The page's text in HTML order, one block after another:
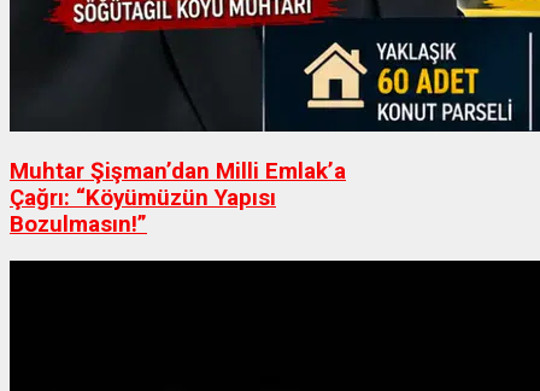
Muhtar Şişman’dan Milli Emlak’a
Çağrı: “Köyümüzün Yapısı
Bozulmasın!”